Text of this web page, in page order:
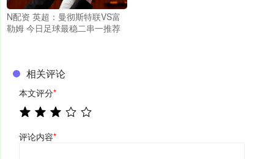
N配资 英超：曼彻斯特联VS富
勒姆 今日足球最稳二串一推荐
相关评论
本文评分*
评论内容*